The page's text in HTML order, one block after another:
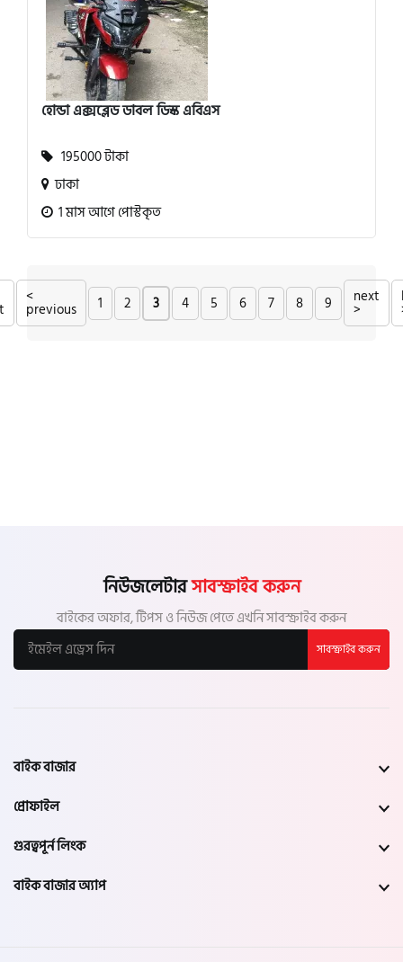
হোন্ডা এক্সব্লেড ডাবল ডিস্ক এবিএস
195000 টাকা
ঢাকা
1 মাস আগে পোস্টকৃত
<
previous 1 2 3 4 5 6 7 8 9 next
>
নিউজলেটারসাবস্ক্রাইব করুন
বাইকের অফার, টিপস ও নিউজ পেতে এখনি সাবস্ক্রাইব করুন
সাবস্ক্রাইব করুন
বাইক বাজার
প্রোফাইল
গুরত্বপূর্ন লিংক
বাইক বাজার অ্যাপ